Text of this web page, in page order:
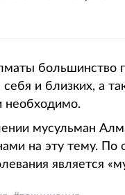
большинство
и близких, а
необходимо.
мусульман
на эту тему.
является